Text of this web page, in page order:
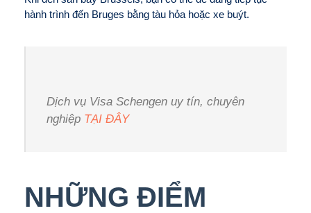
hành trình đến Bruges bằng tàu hỏa hoặc xe buýt.
Dịch vụ Visa Schengen uy tín, chuyên
nghiệp TẠI ĐÂY
NHỮNG ĐIỂM